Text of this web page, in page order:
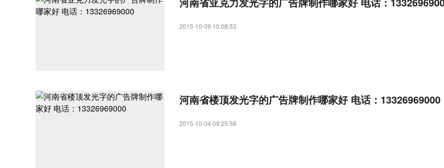
2015-10-09 10:08:33
河南省楼顶发光字的广告牌制作哪家好 电话：13326969000
2015-10-04 09:25:58